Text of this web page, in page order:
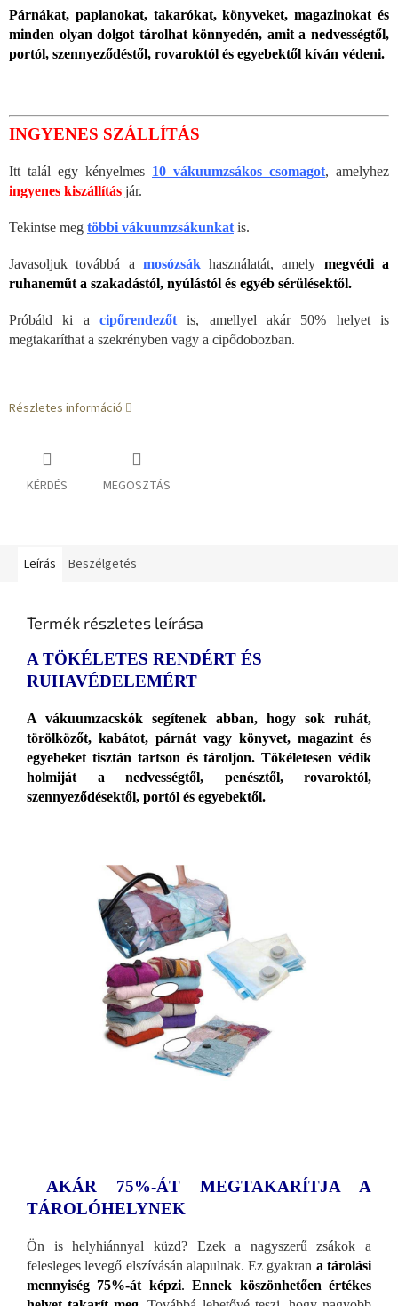
Párnákat, paplanokat, takarókat, könyveket, magazinokat és
minden olyan dolgot tárolhat könnyedén, amit a nedvességtől,
portól, szennyeződéstől, rovaroktól és egyebektől kíván védeni.
INGYENES SZÁLLÍTÁS
Itt talál egy kényelmes 10 vákuumzsákos csomagot, amelyhez
ingyenes kiszállítás jár.
Tekintse meg többi vákuumzsákunkat is.
Javasoljuk továbbá a mosózsákhasználatát, amely megvédi a
ruhaneműt a szakadástól, nyúlástól és egyéb sérülésektől.
Próbáld ki a cipőrendezőt is, amellyel akár 50% helyet is
megtakaríthat a szekrényben vagy a cipődobozban.
Részletes információ
KÉRDÉS MEGOSZTÁS
Leírás Beszélgetés
Termék részletes leírása
A TÖKÉLETES RENDÉRT ÉS
RUHAVÉDELEMÉRT
A vákuumzacskók segítenek abban, hogy sok ruhát,
törölközőt, kabátot, párnát vagy könyvet, magazint és
egyebeket tisztán tartson és tároljon. Tökéletesen védik
holmiját a nedvességtől, penésztől, rovaroktól,
szennyeződésektől, portól és egyebektől.
AKÁR 75%-ÁT MEGTAKARÍTJA A
TÁROLÓHELYNEK
Ön is helyhiánnyal küzd? Ezek a nagyszerű zsákok a
felesleges levegő elszívásán alapulnak. Ez gyakran a tárolási
mennyiség 75%-át képzi.Ennek köszönhetően értékes